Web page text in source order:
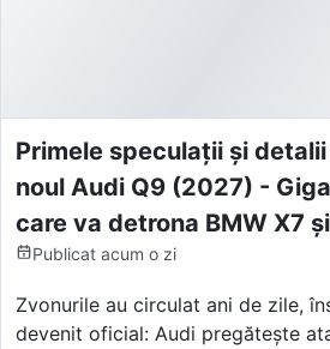
Primele speculații și
noul Audi Q9 (2027) -
care va detrona BMW X7
Publicat acum o zi
Zvonurile au circulat ani de zile,
devenit oficial: Audi pregătește